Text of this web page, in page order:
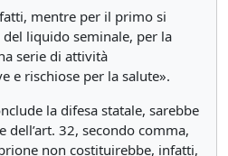
mentre per il primo si
liquido seminale, per la
serie di attività
e rischiose per la salute».
la difesa statale, sarebbe
dell’art. 32, secondo comma,
non costituirebbe, infatti,